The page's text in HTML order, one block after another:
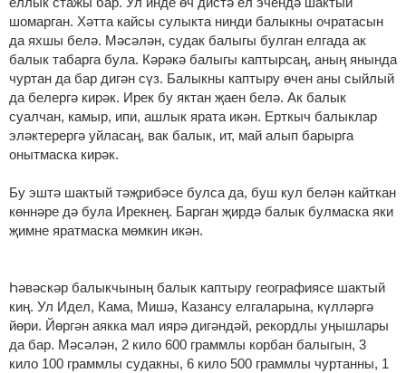
шомарган. Хәтта кайсы сулыкта нинди балыкны очратасын
да яхшы белә. Мәсәлән, судак балыгы булган елгада ак
балык табарга була. Кәрәкә балыгы каптырсаң, аның янында
чуртан да бар дигән сүз. Балыкны каптыру өчен аны сыйлый
да белергә кирәк. Ирек бу яктан җаен белә. Ак балык
суалчан, камыр, ипи, ашлык ярата икән. Ерткыч балыклар
эләктерергә уйласаң, вак балык, ит, май алып барырга
онытмаска кирәк.
Бу эштә шактый тәҗрибәсе булса да, буш кул белән кайткан
көннәре дә була Ирекнең. Барган җирдә балык булмаска яки
җимне яратмаска мөмкин икән.
Һәвәскәр балыкчының балык каптыру географиясе шактый
киң. Ул Идел, Кама, Мишә, Казансу елгаларына, күлләргә
йөри. Йөргән аякка мал иярә дигәндәй, рекордлы уңышлары
да бар. Мәсәлән, 2 кило 600 граммлы корбан балыгын, 3
кило 100 граммлы судакны, 6 кило 500 граммлы чуртанны, 1